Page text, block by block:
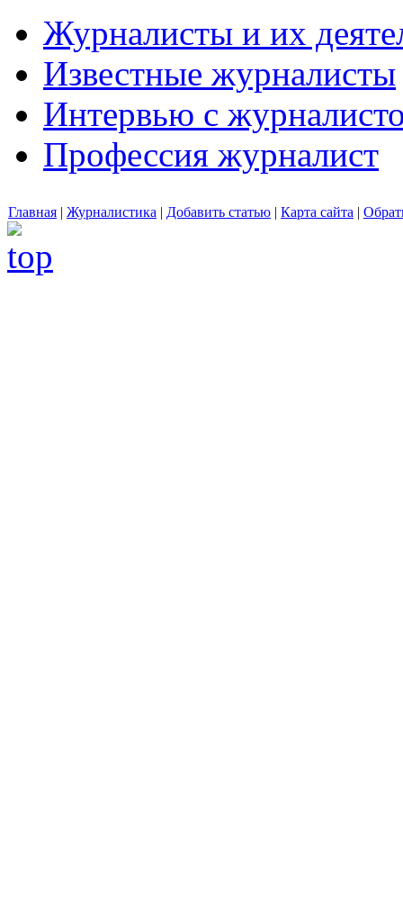
Журналисты и их
Известные журналисты
Интервью с
Профессия журналист
Главная | Журналистика | Добавить статью | Карта сайта |